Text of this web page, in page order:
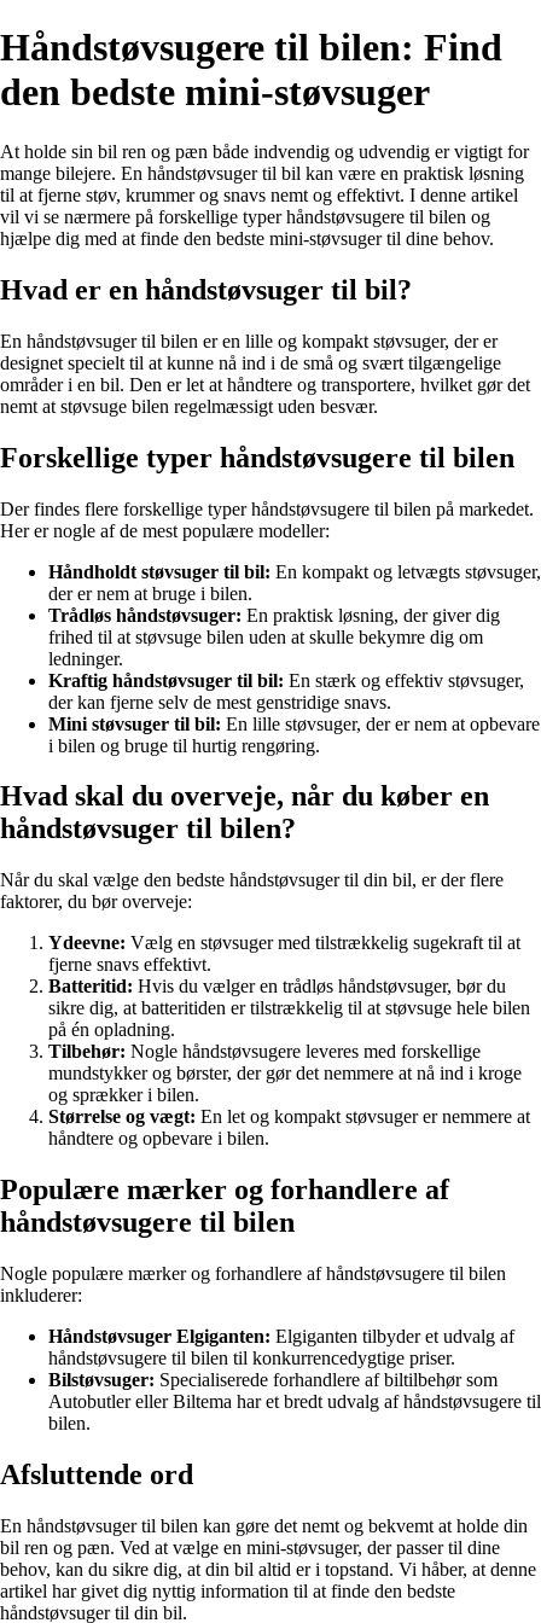
Håndstøvsugere til bilen: Find
den bedste mini-støvsuger
At holde sin bil ren og pæn både indvendig og udvendig er vigtigt for
mange bilejere. En håndstøvsuger til bil kan være en praktisk løsning
til at fjerne støv, krummer og snavs nemt og effektivt. I denne artikel
vil vi se nærmere på forskellige typer håndstøvsugere til bilen og
hjælpe dig med at finde den bedste mini-støvsuger til dine behov.
Hvad er en håndstøvsuger til bil?
En håndstøvsuger til bilen er en lille og kompakt støvsuger, der er
designet specielt til at kunne nå ind i de små og svært tilgængelige
områder i en bil. Den er let at håndtere og transportere, hvilket gør det
nemt at støvsuge bilen regelmæssigt uden besvær.
Forskellige typer håndstøvsugere til bilen
Der findes flere forskellige typer håndstøvsugere til bilen på markedet.
Her er nogle af de mest populære modeller:
Håndholdt støvsuger til bil: En kompakt og letvægts støvsuger,
der er nem at bruge i bilen.
Trådløs håndstøvsuger: En praktisk løsning, der giver dig
frihed til at støvsuge bilen uden at skulle bekymre dig om
ledninger.
Kraftig håndstøvsuger til bil: En stærk og effektiv støvsuger,
der kan fjerne selv de mest genstridige snavs.
Mini støvsuger til bil: En lille støvsuger, der er nem at opbevare
i bilen og bruge til hurtig rengøring.
Hvad skal du overveje, når du køber en
håndstøvsuger til bilen?
Når du skal vælge den bedste håndstøvsuger til din bil, er der flere
faktorer, du bør overveje:
Ydeevne: Vælg en støvsuger med tilstrækkelig sugekraft til at
fjerne snavs effektivt.
Batteritid: Hvis du vælger en trådløs håndstøvsuger, bør du
sikre dig, at batteritiden er tilstrækkelig til at støvsuge hele bilen
på én opladning.
Tilbehør: Nogle håndstøvsugere leveres med forskellige
mundstykker og børster, der gør det nemmere at nå ind i kroge
og sprækker i bilen.
Størrelse og vægt: En let og kompakt støvsuger er nemmere at
håndtere og opbevare i bilen.
Populære mærker og forhandlere af
håndstøvsugere til bilen
Nogle populære mærker og forhandlere af håndstøvsugere til bilen
inkluderer:
Håndstøvsuger Elgiganten: Elgiganten tilbyder et udvalg af
håndstøvsugere til bilen til konkurrencedygtige priser.
Bilstøvsuger: Specialiserede forhandlere af biltilbehør som
Autobutler eller Biltema har et bredt udvalg af håndstøvsugere til
bilen.
Afsluttende ord
En håndstøvsuger til bilen kan gøre det nemt og bekvemt at holde din
bil ren og pæn. Ved at vælge en mini-støvsuger, der passer til dine
behov, kan du sikre dig, at din bil altid er i topstand. Vi håber, at denne
artikel har givet dig nyttig information til at finde den bedste
håndstøvsuger til din bil.